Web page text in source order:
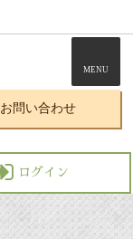
MENU
お問い合わせ
ログイン